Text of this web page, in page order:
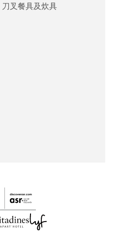
叉餐具及炊具